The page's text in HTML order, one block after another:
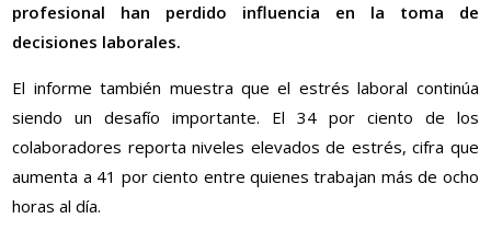
profesional han perdido influencia en la toma de
decisiones laborales.
El informe también muestra que el estrés laboral continúa
siendo un desafío importante. El 34 por ciento de los
colaboradores reporta niveles elevados de estrés, cifra que
aumenta a 41 por ciento entre quienes trabajan más de ocho
horas al día.